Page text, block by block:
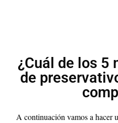
¿Cuál de los 5
de
A continuación vamos a hacer